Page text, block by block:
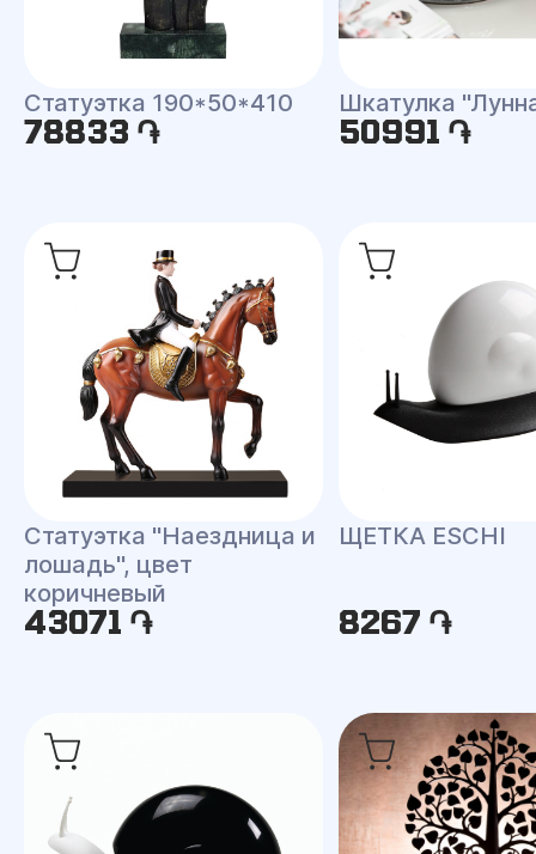
Статуэтка 190*50*410
78833 ֏
Шкатулка
50991 ֏
Статуэтка "Наездница и
лошадь", цвет
коричневый
43071 ֏
ЩЕТКА ESCHI
8267 ֏